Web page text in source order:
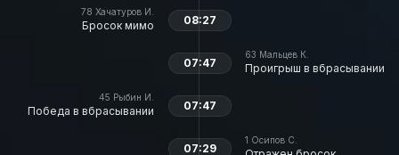
78 Хачатуров И.
Бросок мимо 08:27
63 Мальцев К.
Проигрыш в вбрасывании
07:47
45 Рыбин И.
Победа в вбрасывании 07:47
1 Осипов С.
07:29